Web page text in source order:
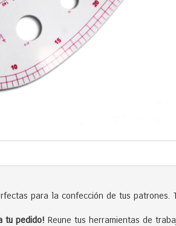
para la confección de tus
tu pedido! Reune tus herramientas de